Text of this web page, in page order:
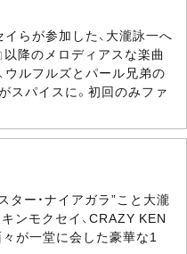
らが参加した、大瀧詠一へ
以降のメロディアスな楽曲
ウルフルズとパール兄弟の
スパイスに。初回のみファ
ター・ナイアガラ”こと大瀧
ンモクセイ、CRAZY KEN
が一堂に会した豪華な1